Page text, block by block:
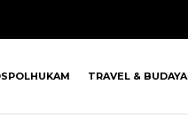
TRAVEL & BUDAYA